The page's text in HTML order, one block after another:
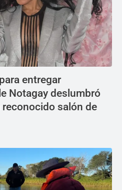
entregar
Notagay deslumbró
salón de